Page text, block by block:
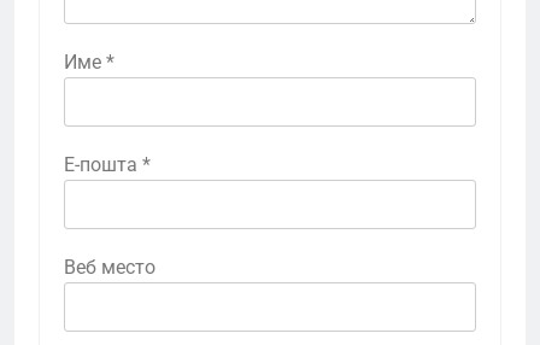
Име *
Е-пошта *
Веб место